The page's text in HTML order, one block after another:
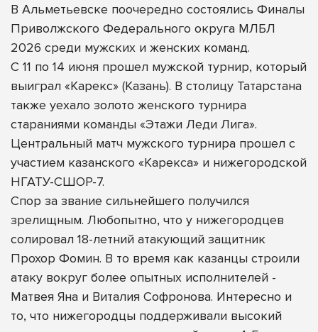
В Альметьевске поочередно состоялись Финалы
Приволжского Федерального округа МЛБЛ
2026 среди мужских и женских команд.
С 11 по 14 июня прошел мужской турнир, который
выиграл «Карекс» (Казань). В столицу Татарстана
также уехало золото женского турнира
стараниями команды «Этажи Леди Лига».
Центральный матч мужского турнира прошел с
участием казанского «Карекса» и нижегородской
НГАТУ-СШОР-7.
Спор за звание сильнейшего получился
зрелищным. Любопытно, что у нижегородцев
солировал 18-летний атакующий защитник
Прохор Фомин. В то время как казанцы строили
атаку вокруг более опытных исполнителей -
Матвея Яна и Виталия Софронова. Интересно и
то, что нижегородцы поддерживали высокий